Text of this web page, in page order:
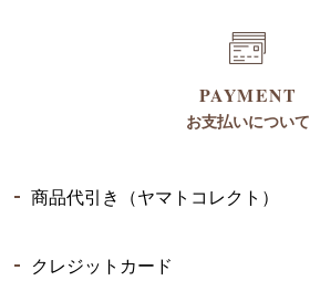
PAYMENT
お支払いについて
商品代引き（ヤマトコレクト）
クレジットカード